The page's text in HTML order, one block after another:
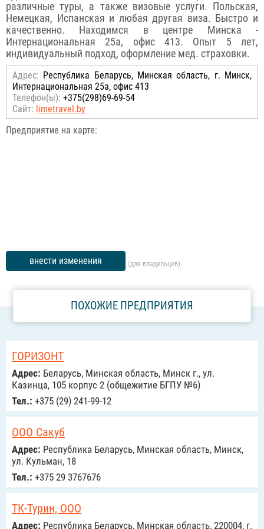
различные туры, а также визовые услуги. Польская,
Немецкая, Испанская и любая другая виза. Быстро и
качественно. Находимся в центре Минска -
Интернациональная 25а, офис 413. Опыт 5 лет,
индивидуальный подход, оформление мед. страховки.
Адрес: Республика Беларусь, Минская область, г. Минск,
Интернациональная 25а, офис 413
Телефон(ы): +375(298)69-69-54
Сайт: limetravel.by
Предприятие на карте:
внести изменения (для владельцев)
ПОХОЖИЕ ПРЕДПРИЯТИЯ
ГОРИЗОНТ
Адрес: Беларусь, Минская область, Минск г., ул.
Казинца, 105 корпус 2 (общежитие БГПУ №6)
Тел.: +375 (29) 241-99-12
ООО Сакуб
Адрес: Республика Беларусь, Минская область, Минск,
ул. Кульман, 18
Тел.: +375 29 3767676
ТК-Турин, ООО
Адрес: Республика Беларусь, Минская область, 220004, г.